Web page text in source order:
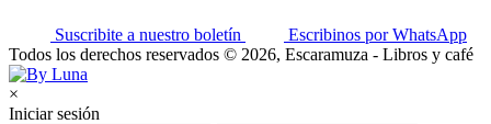
Suscribite a nuestro boletín
Escribinos por WhatsApp
Todos los derechos reservados © 2026, Escaramuza - Libros y café
×
Iniciar sesión